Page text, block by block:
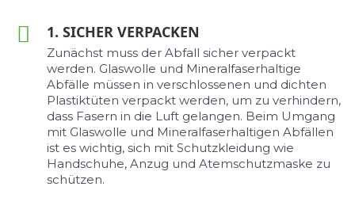
1. SICHER VERPACKEN
Zunächst muss der Abfall sicher verpackt
werden. Glaswolle und Mineralfaserhaltige
Abfälle müssen in verschlossenen und dichten
Plastiktüten verpackt werden, um zu verhindern,
dass Fasern in die Luft gelangen. Beim Umgang
mit Glaswolle und Mineralfaserhaltigen Abfällen
ist es wichtig, sich mit Schutzkleidung wie
Handschuhe, Anzug und Atemschutzmaske zu
schützen.